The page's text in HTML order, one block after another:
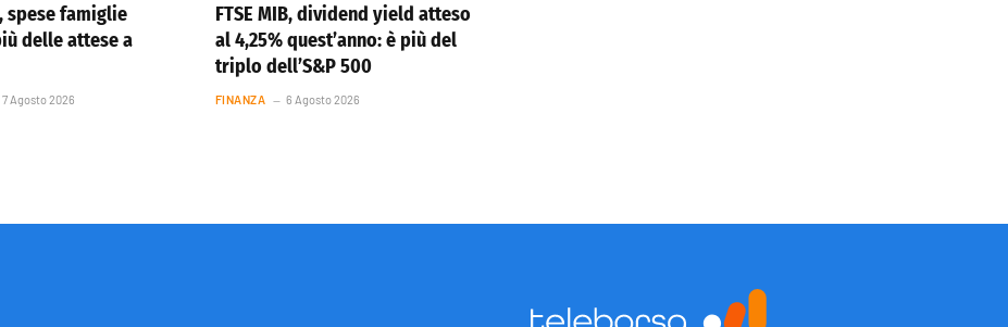
spese famiglie
delle attese a
7 Agosto 2026
FTSE MIB, dividend yield atteso
al 4,25% quest’anno: è più del
triplo dell’S&P 500
FINANZA 6 Agosto 2026